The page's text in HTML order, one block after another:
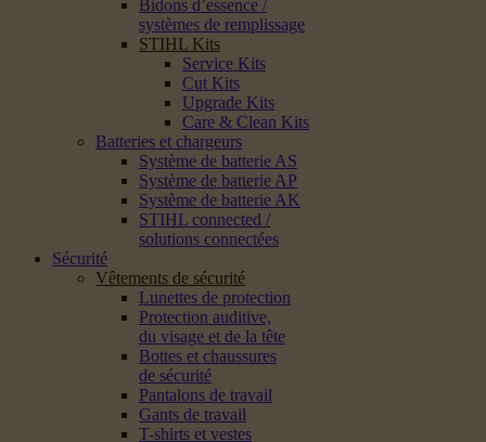
Bidons d’essence /
systèmes de remplissage
STIHL Kits
Service Kits
Cut Kits
Upgrade Kits
Care & Clean Kits
Batteries et chargeurs
Système de batterie AS
Système de batterie AP
Système de batterie AK
STIHL connected /
solutions connectées
Sécurité
Vêtements de sécurité
Lunettes de protection
Protection auditive,
du visage et de la tête
Bottes et chaussures
de sécurité
Pantalons de travail
Gants de travail
T-shirts et vestes